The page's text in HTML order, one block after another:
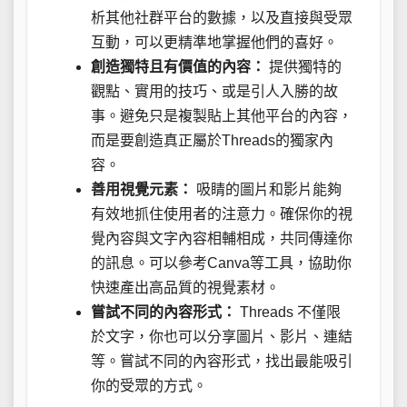
析其他社群平台的數據，以及直接與受眾
互動，可以更精準地掌握他們的喜好。
創造獨特且有價值的內容： 提供獨特的
觀點、實用的技巧、或是引人入勝的故
事。避免只是複製貼上其他平台的內容，
而是要創造真正屬於Threads的獨家內
容。
善用視覺元素：
吸睛的圖片和影片能夠
有效地抓住使用者的注意力。確保你的視
覺內容與文字內容相輔相成，共同傳達你
的訊息。可以參考Canva等工具，協助你
快速產出高品質的視覺素材。
嘗試不同的內容形式： Threads 不僅限
於文字，你也可以分享圖片、影片、連結
等。嘗試不同的內容形式，找出最能吸引
你的受眾的方式。